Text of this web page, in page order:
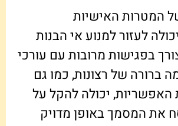
המטרות האישיות
לעזור למנוע אי הבנות
בפגישות מרובות עם עורכי
ברורה של רצונות, כמו גם
האפשריות, יכולה להקל על
את המסמך באופן מדויק